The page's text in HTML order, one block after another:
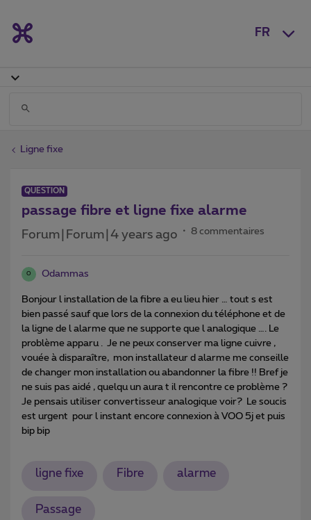
FR
Ligne fixe
QUESTION
passage fibre et ligne fixe alarme
Forum|Forum|4 years ago 8 commentaires
O Odammas
Bonjour l installation de la fibre a eu lieu hier … tout s est
bien passé sauf que lors de la connexion du téléphone et de
la ligne de l alarme que ne supporte que l analogique …. Le
problème apparu . Je ne peux conserver ma ligne cuivre ,
vouée à disparaître, mon installateur d alarme me conseille
de changer mon installation ou abandonner la fibre !! Bref je
ne suis pas aidé , quelqu un aura t il rencontre ce problème ?
Je pensais utiliser convertisseur analogique voir? Le soucis
est urgent pour l instant encore connexion à VOO 5j et puis
bip bip
ligne fixe Fibre alarme
Passage